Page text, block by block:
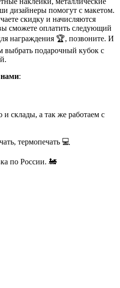
дизайнеры помогут с макетом.
скидку и начисляются
сможете оплатить следующий
награждения 🏆, позвоните. И
выбрать подарочный кубок с
нами:
и склады, а так же работаем с
термопечать 💻
по России. 🚂